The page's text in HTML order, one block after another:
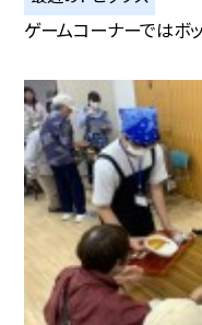
ゲームコーナーではボ